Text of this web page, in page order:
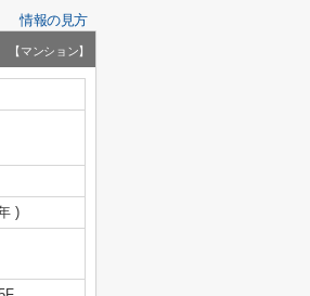
情報の見方
【マンション】
)